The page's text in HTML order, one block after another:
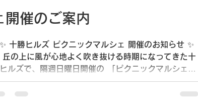
開催のご案内
十勝ヒルズ ピクニックマルシェ 開催のお知らせ ✨
丘の上に風が心地よく吹き抜ける時期になってきた十
ルズで、隔週日曜日開催の 「ピクニックマルシェ」
案内です！ 広がる芝生にピクニックシートを広げ
青空の下でゆったりと過ごすひととき。...